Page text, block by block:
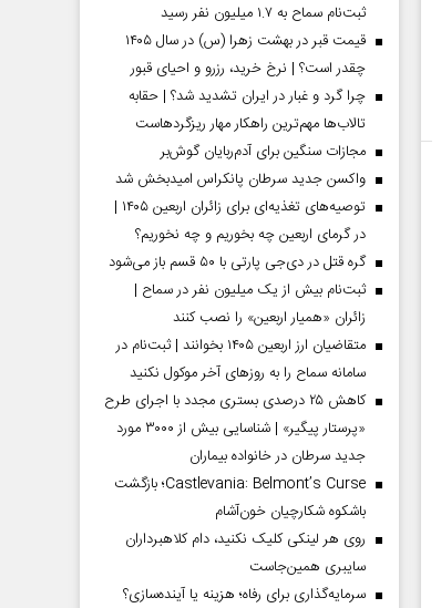
ثبت‌نام سماح به ۱.۷ میلیون نفر رسید
قیمت قبر در بهشت زهرا (س) در سال ۱۴۰۵
چقدر است؟ | نرخ خرید، رزرو و احیای قبور
چرا گرد و غبار در ایران تشدید شد؟ | حقابه
تالاب‌ها مهم‌ترین راهکار مهار ریزگردهاست
مجازات سنگین برای آدم‌ربایان گوش‌بر
واکسن جدید سرطان پانکراس امیدبخش شد
توصیه‌های تغذیه‌ای برای زائران اربعین ۱۴۰۵ |
در گرمای اربعین چه بخوریم و چه نخوریم؟
گره قتل در دی‌جی پارتی با ۵۰ قسم باز می‌شود
ثبت‌نام بیش از یک میلیون نفر در سماح |
زائران «همیار اربعین» را نصب کنند
متقاضیان ارز اربعین ۱۴۰۵ بخوانند | ثبت‌نام در
سامانه سماح را به روز‌های آخر موکول نکنید
کاهش ۲۵ درصدی بستری مجدد با اجرای طرح
«پرستار پیگیر» | شناسایی بیش از ۳۰۰۰ مورد
جدید سرطان در خانواده بیماران
Castlevania: Belmont’s Curse؛ بازگشت
باشکوه شکارچیان خون‌آشام
روی هر لینکی کلیک نکنید، دام کلاهبرداران
سایبری همین‌جاست
سرمایه‌گذاری برای رفاه؛ هزینه یا آینده‌سازی؟